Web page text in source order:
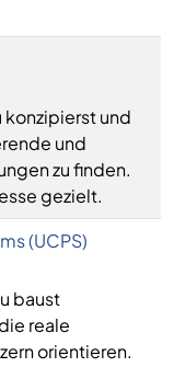
konzipierst und
und
zu finden.
gezielt.
(UCPS)
baust
reale
orientieren.